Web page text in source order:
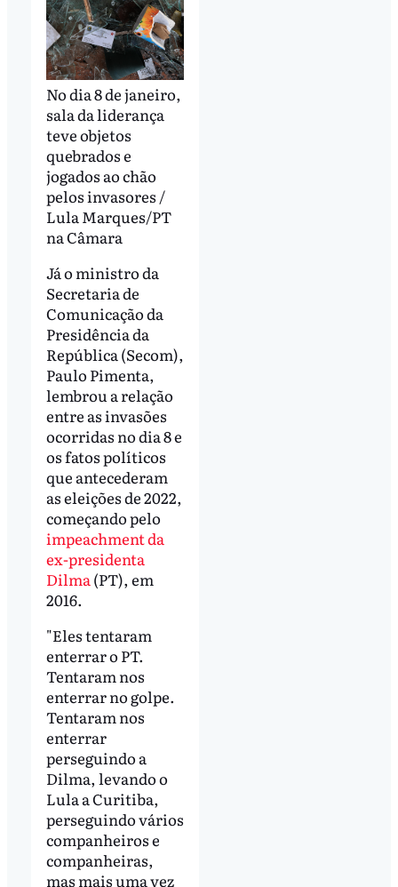
No dia 8 de janeiro,
sala da liderança
teve objetos
quebrados e
jogados ao chão
pelos invasores /
Lula Marques/PT
na Câmara
Já o ministro da
Secretaria de
Comunicação da
Presidência da
República (Secom),
Paulo Pimenta,
lembrou a relação
entre as invasões
ocorridas no dia 8 e
os fatos políticos
que antecederam
as eleições de 2022,
começando pelo
impeachment da
ex-presidenta
Dilma (PT), em
2016.
"Eles tentaram
enterrar o PT.
Tentaram nos
enterrar no golpe.
Tentaram nos
enterrar
perseguindo a
Dilma, levando o
Lula a Curitiba,
perseguindo vários
companheiros e
companheiras,
mas mais uma vez